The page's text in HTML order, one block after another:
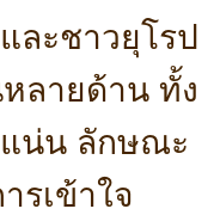
ละชาวยุโรป
ลายด้าน ทั้ง
น่น ลักษณะ
รเข้าใจ